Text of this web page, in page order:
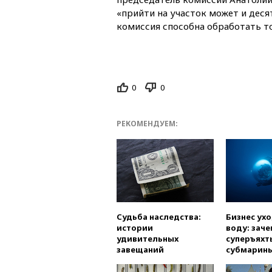
«прийти на участок может и
комиссия способна обработать
0 0
РЕКОМЕНДУЕМ:
Судьба наследства:
истории
удивительных
завещаний
Бизнес
воду: